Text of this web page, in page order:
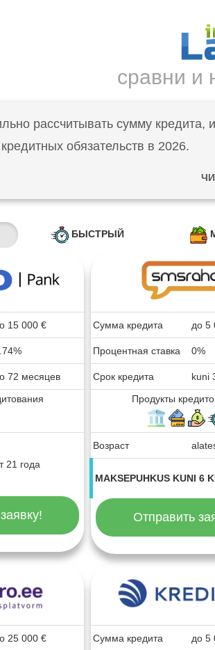
сравни и
рассчитывать сумму
обязательств в 2026.
БЫСТРЫЙ
15 000 €
72 месяцев
21 года
Сумма кредита до 5
Процентная ставка 0%
Срок кредита
kuni
Продукты
Возраст
MAKSEPUHKUS KUNI 6
Отправить
25 000 € Сумма кредита до 5